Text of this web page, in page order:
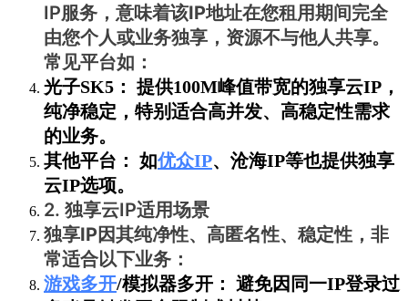
IP服务，意味着该IP地址在您租用期间完全
由您个人或业务独享，资源不与他人共享。
常见平台如：
光子SK5： 提供100M峰值带宽的独享云IP，
纯净稳定，特别适合高并发、高稳定性需求
的业务。
其他平台： 如优众IP、沧海IP等也提供独享
云IP选项。
2. 独享云IP适用场景
独享IP因其纯净性、高匿名性、稳定性 ，非
常适合以下业务：
游戏多开/模拟器多开： 避免因同一IP登录过